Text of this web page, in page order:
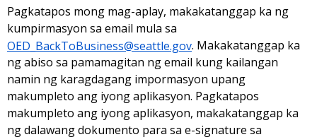
Pagkatapos mong mag-aplay, makakatanggap ka ng
kumpirmasyon sa email mula sa
OED_BackToBusiness@seattle.gov. Makakatanggap ka
ng abiso sa pamamagitan ng email kung kailangan
namin ng karagdagang impormasyon upang
makumpleto ang iyong aplikasyon. Pagkatapos
makumpleto ang iyong aplikasyon, makakatanggap ka
ng dalawang dokumento para sa e-signature sa